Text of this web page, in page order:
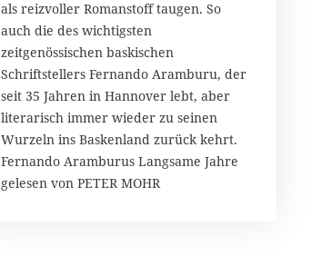
t
e
m
b
e
r
2
0
9
als reizvoller Romanstoff taugen. So
auch die des wichtigsten
zeitgenössischen baskischen
Schriftstellers Fernando Aramburu, der
seit 35 Jahren in Hannover lebt, aber
literarisch immer wieder zu seinen
Wurzeln ins Baskenland zurück kehrt.
Fernando Aramburus Langsame Jahre
gelesen von PETER MOHR